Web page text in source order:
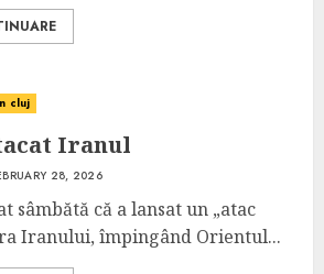
cluj
Iranul
28, 2026
sâmbătă că a lansat un „atac
Iranului, împingând Orientul...